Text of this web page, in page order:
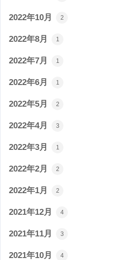
2022年10月 2
2022年8月 1
2022年7月 1
2022年6月 1
2022年5月 2
2022年4月 3
2022年3月 1
2022年2月 2
2022年1月 2
2021年12月 4
2021年11月 3
2021年10月 4